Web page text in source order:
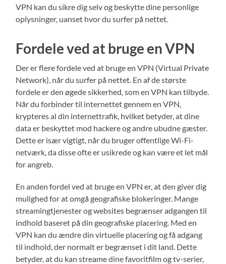
VPN kan du sikre dig selv og beskytte dine personlige
oplysninger, uanset hvor du surfer på nettet.
Fordele ved at bruge en VPN
Der er flere fordele ved at bruge en VPN (Virtual Private
Network), når du surfer på nettet. En af de største
fordele er den øgede sikkerhed, som en VPN kan tilbyde.
Når du forbinder til internettet gennem en VPN,
krypteres al din internettrafik, hvilket betyder, at dine
data er beskyttet mod hackere og andre ubudne gæster.
Dette er især vigtigt, når du bruger offentlige Wi-Fi-
netværk, da disse ofte er usikrede og kan være et let mål
for angreb.
En anden fordel ved at bruge en VPN er, at den giver dig
mulighed for at omgå geografiske blokeringer. Mange
streamingtjenester og websites begrænser adgangen til
indhold baseret på din geografiske placering. Med en
VPN kan du ændre din virtuelle placering og få adgang
til indhold, der normalt er begrænset i dit land. Dette
betyder, at du kan streame dine favoritfilm og tv-serier,